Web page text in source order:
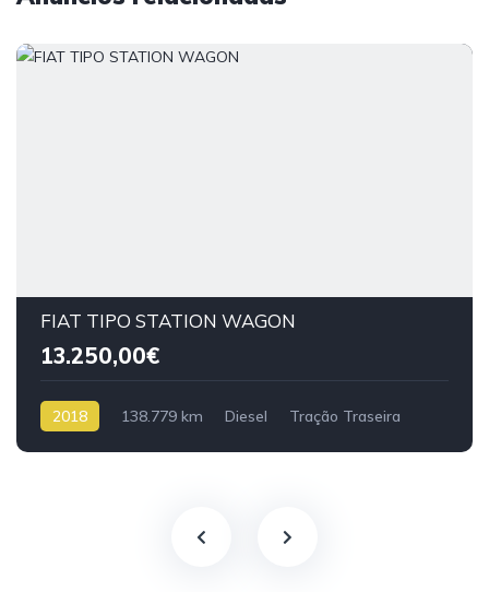
FIAT TIPO STATION WAGON
13.250,00€
2018 138.779 km Diesel Tração Traseira